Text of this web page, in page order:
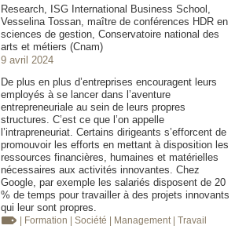
Research, ISG International Business School,
Vesselina Tossan, maître de conférences HDR en
sciences de gestion, Conservatoire national des
arts et métiers (Cnam)
9 avril 2024
De plus en plus d’entreprises encouragent leurs
employés à se lancer dans l’aventure
entrepreneuriale au sein de leurs propres
structures. C’est ce que l’on appelle
l’intrapreneuriat. Certains dirigeants s’efforcent de
promouvoir les efforts en mettant à disposition les
ressources financières, humaines et matérielles
nécessaires aux activités innovantes. Chez
Google, par exemple les salariés disposent de 20
% de temps pour travailler à des projets innovants
qui leur sont propres.
| Formation | Société | Management | Travail